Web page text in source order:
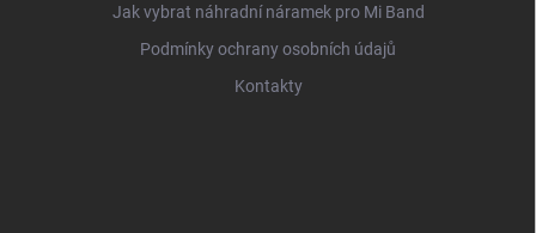
Jak vybrat náhradní náramek pro Mi Band
Podmínky ochrany osobních údajů
Kontakty